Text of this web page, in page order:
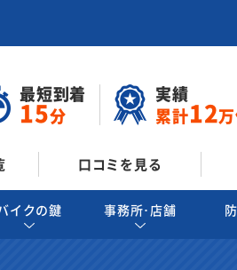
最短到着
15分
実績
累計12
口コミを見る
イクの鍵 事務所･店舗